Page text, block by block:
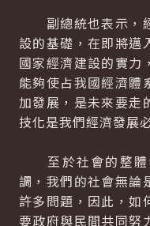
副總統也表示，
設的基礎，在即將邁
國家經濟建設的實力
能夠使占我國經濟體
加發展，是未來要走
技化是我們經濟發展
至於社會的整體
調，我們的社會無論
許多問題，因此，如
要政府與民間共同努